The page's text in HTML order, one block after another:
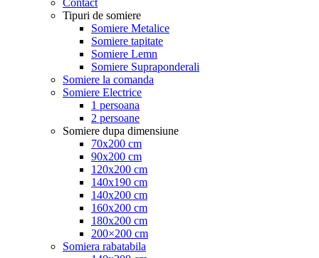
Tipuri de somiere
Somiere Metalice
Somiere tapitate
Somiere Lemn
Somiere Supraponderali
Somiere la comanda
Somiere Electrice
1 persoana
2 persoane
Somiere dupa dimensiune
70x200 cm
90x200 cm
120x200 cm
140x190 cm
140x200 cm
160x200 cm
180x200 cm
200×200 cm
Somiera rabatabila